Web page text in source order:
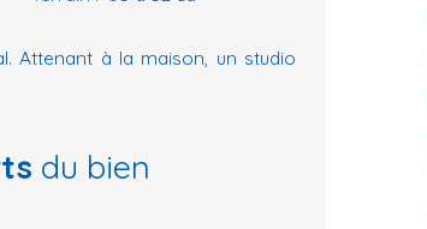
Attenant à la maison, un studio
du bien